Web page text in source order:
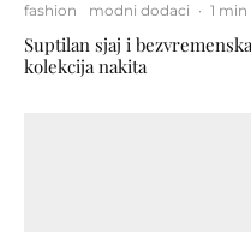
fashion modni dodaci · 1 min
Suptilan sjaj i
kolekcija nakita